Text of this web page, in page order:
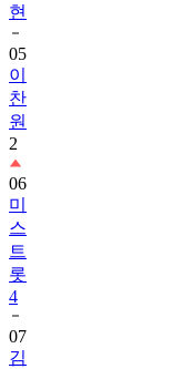
현
05
이
찬
원
2
06
미
스
트
롯
4
07
김